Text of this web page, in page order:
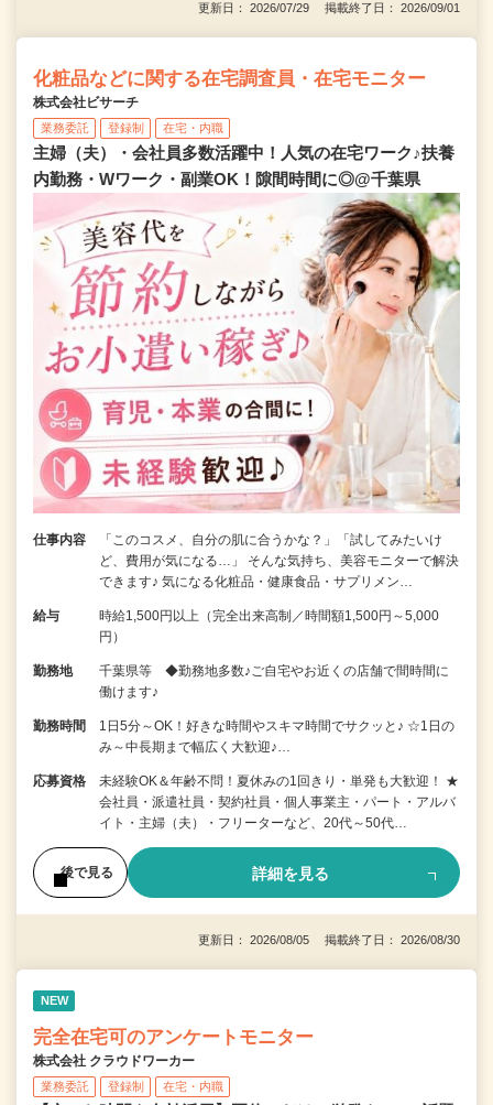
更新日： 2026/07/29 掲載終了日： 2026/09/01
化粧品などに関する在宅調査員・在宅モニター
株式会社ビサーチ
業務委託 登録制 在宅・内職
主婦（夫）・会社員多数活躍中！人気の在宅ワーク♪扶養
内勤務・Wワーク・副業OK！隙間時間に◎@千葉県
仕事内容
「このコスメ、自分の肌に合うかな？」「試してみたいけ
ど、費用が気になる…」 そんな気持ち、美容モニターで解決
できます♪ 気になる化粧品・健康食品・サプリメン…
給与
時給1,500円以上（完全出来高制／時間額1,500円～5,000
円）
勤務地
千葉県等 ◆勤務地多数♪ご自宅やお近くの店舗で間時間に
働けます♪
勤務時間
1日5分～OK！好きな時間やスキマ時間でサクッと♪ ☆1日の
み～中長期まで幅広く大歓迎♪…
応募資格
未経験OK＆年齢不問！夏休みの1回きり・単発も大歓迎！ ★
会社員・派遣社員・契約社員・個人事業主・パート・アルバ
イト・主婦（夫）・フリーターなど、20代～50代…
後で見る 詳細を見る
更新日： 2026/08/05 掲載終了日： 2026/08/30
NEW
完全在宅可のアンケートモニター
株式会社 クラウドワーカー
業務委託 登録制 在宅・内職